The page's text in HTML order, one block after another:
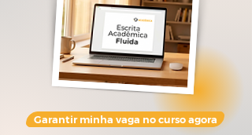
Garantir minha vaga no curso agora